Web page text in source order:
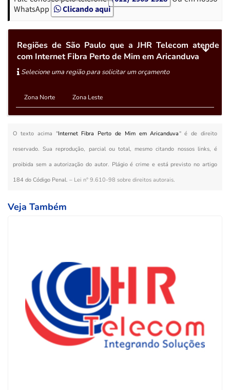
WhatsApp
Clicando aqui
Regiões de São Paulo que a JHR Telecom atende
com Internet Fibra Perto de Mim em Aricanduva
Selecione uma região para solicitar um orçamento
Zona Norte Zona Leste
O texto acima "Internet Fibra Perto de Mim em Aricanduva" é de direito
reservado. Sua reprodução, parcial ou total, mesmo citando nossos links, é
proibida sem a autorização do autor. Plágio é crime e está previsto no artigo
184 do Código Penal. – Lei n° 9.610-98 sobre direitos autorais.
Veja Também